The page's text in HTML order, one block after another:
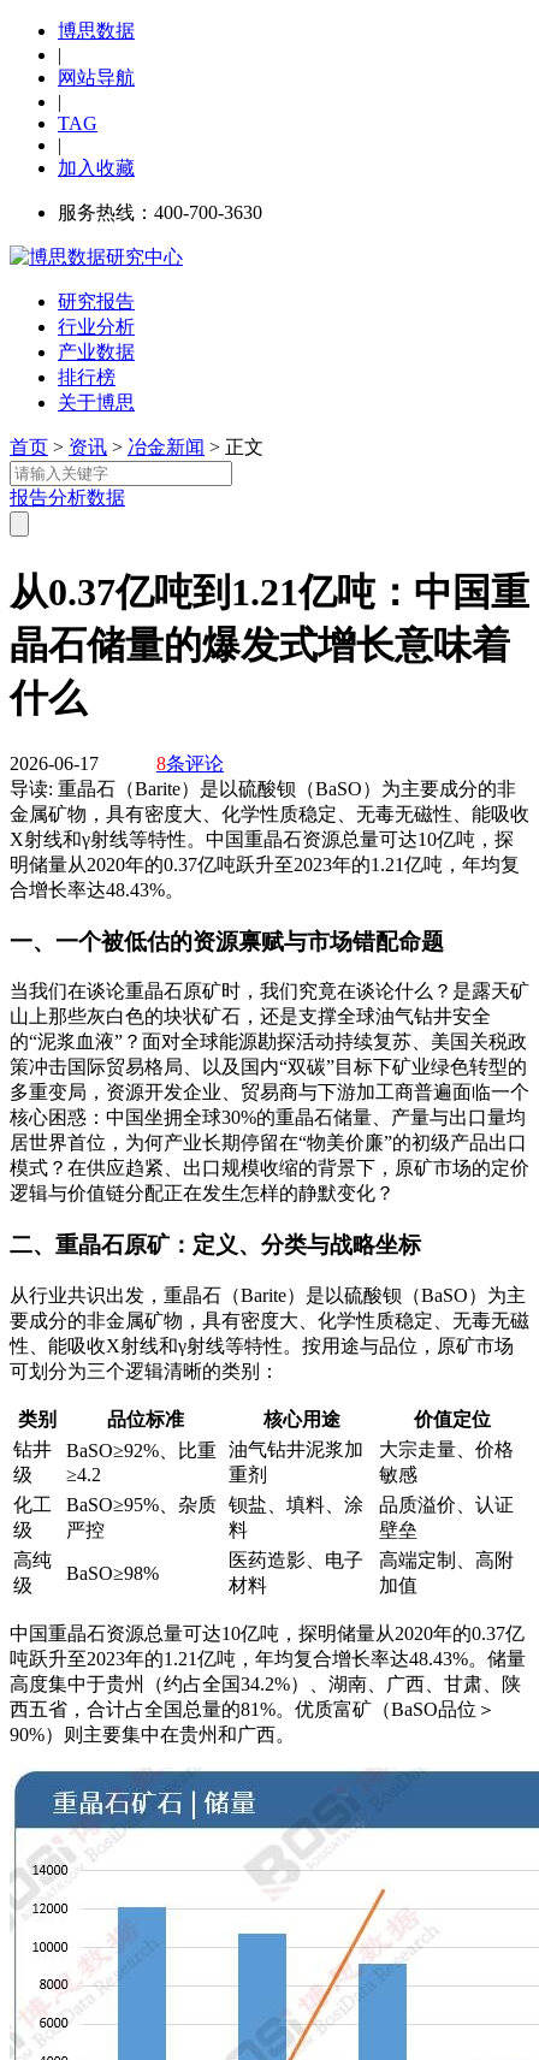
博思数据
|
网站导航
|
TAG
|
加入收藏
服务热线：400-700-3630
研究报告
行业分析
产业数据
排行榜
关于博思
首页 > 资讯 > 冶金新闻 > 正文
报告分析数据
从0.37亿吨到1.21亿吨：中国重
晶石储量的爆发式增长意味着
什么
2026-06-17 8条评论
导读: 重晶石（Barite）是以硫酸钡（BaSO）为主要成分的非
金属矿物，具有密度大、化学性质稳定、无毒无磁性、能吸收
X射线和γ射线等特性。中国重晶石资源总量可达10亿吨，探
明储量从2020年的0.37亿吨跃升至2023年的1.21亿吨，年均复
合增长率达48.43%。
一、一个被低估的资源禀赋与市场错配命题
当我们在谈论重晶石原矿时，我们究竟在谈论什么？是露天矿
山上那些灰白色的块状矿石，还是支撑全球油气钻井安全
的“泥浆血液”？面对全球能源勘探活动持续复苏、美国关税政
策冲击国际贸易格局、以及国内“双碳”目标下矿业绿色转型的
多重变局，资源开发企业、贸易商与下游加工商普遍面临一个
核心困惑：中国坐拥全球30%的重晶石储量、产量与出口量均
居世界首位 ，为何产业长期停留在“物美价廉”的初级产品出口
模式 ？在供应趋紧、出口规模收缩的背景下，原矿市场的定价
逻辑与价值链分配正在发生怎样的静默变化 ？
二、重晶石原矿：定义、分类与战略坐标
从行业共识出发，重晶石（Barite）是以硫酸钡（BaSO）为主
要成分的非金属矿物，具有密度大、化学性质稳定、无毒无磁
性、能吸收X射线和γ射线等特性。按用途与品位，原矿市场
可划分为三个逻辑清晰的类别：
类别 品位标准 核心用途
价值定位
钻井
级
BaSO≥92%、比重
≥4.2
油气钻井泥浆加
重剂
大宗走量、价格
敏感
化工
级
BaSO≥95%、杂质
严控
钡盐、填料、涂
料
品质溢价、认证
壁垒
高纯
级
BaSO≥98%
医药造影、电子
材料
高端定制、高附
加值
中国重晶石资源总量可达10亿吨，探明储量从2020年的0.37亿
吨跃升至2023年的1.21亿吨，年均复合增长率达48.43%。储量
高度集中于贵州（约占全国34.2%）、湖南、广西、甘肃、陕
西五省，合计占全国总量的81%。优质富矿（BaSO品位＞
90%）则主要集中在贵州和广西。